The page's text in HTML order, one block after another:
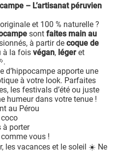
– L’artisanat péruvien
et 100 % naturelle ?
sontfaites main au
à partir decoque de
à la foisvégan, léger et
d’hippocampe apporte une
à votre look. Parfaites
les festivals d’été ou juste
humeur dans votre tenue !
au Pérou
à porter
vous !
les vacances et le soleil ☀️ Ne